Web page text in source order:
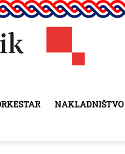
NAKLADNIŠTVO